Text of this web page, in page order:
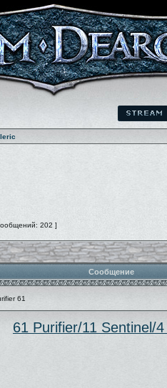
202 ]
Сообщение
61
61 Purifier/11 Sentinel/